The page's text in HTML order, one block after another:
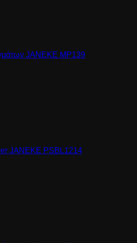
JANEKE MP139
JANEKE PSBL1214